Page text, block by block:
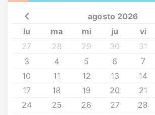
agosto 2026
lu
ma mi ju vi
27
28 29 30 31
3
4 5 6 7
10
11 12 13 14
17
18 19 20 21
24
25 26 27 28